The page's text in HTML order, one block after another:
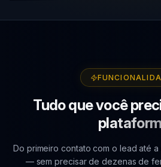
Tudo que você
Do primeiro contato com o lead até
— sem precisar de dezenas de